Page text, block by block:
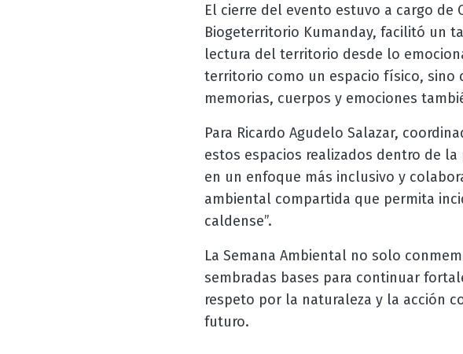
El cierre del evento estuvo a cargo de
Biogeterritorio Kumanday, facilitó un
lectura del territorio desde lo
territorio como un espacio físico, sino
memorias, cuerpos y emociones
Para Ricardo Agudelo Salazar,
estos espacios realizados dentro de
en un enfoque más inclusivo y
ambiental compartida que permita
caldense”.
La Semana Ambiental no solo
sembradas bases para continuar
respeto por la naturaleza y la acción
futuro.